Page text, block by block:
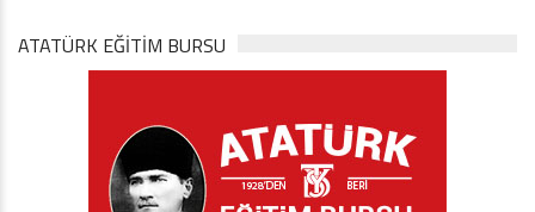
ATATÜRK EĞITIM BURSU